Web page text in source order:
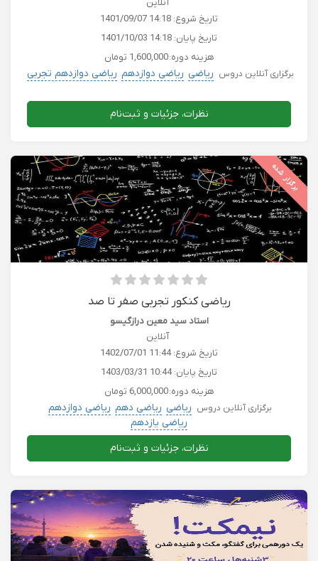
آنلاین
تاریخ شروع: 1401/09/07 14:18
تاریخ پایان: 1401/10/03 14:18
هزینه دوره:1,600,000 تومان
برگزاری آنلاین دروس ریاضی ریاضی دوازدهم ریاضی دوازدهم تجربی
نظرات، جزئیات و ثبت‌نام
برگزار شده
ریاضی کنکور تجربی صفر تا صد
استاد سید معین درازگیسو
آنلاین
تاریخ شروع:1402/07/01 11:44
تاریخ پایان:1403/03/31 10:44
هزینه دوره:6,000,000 تومان
برگزاری آنلاین دروس ریاضی ریاضی دهم ریاضی دوازدهم
ریاضی یازدهم
نظرات، جزئیات و ثبت‌نام